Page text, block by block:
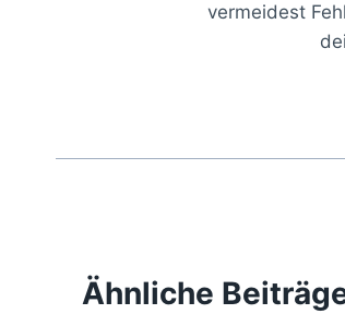
vermeidest
Ähnliche